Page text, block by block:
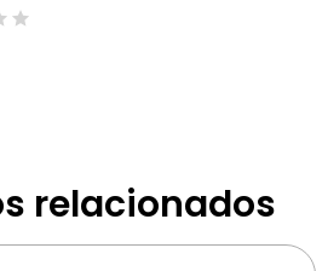
relacionados